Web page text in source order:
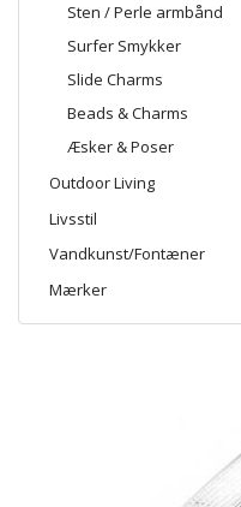
Sten / Perle armbånd
Surfer Smykker
Slide Charms
Beads & Charms
Æsker & Poser
Outdoor Living
Livsstil
Vandkunst/Fontæner
Mærker